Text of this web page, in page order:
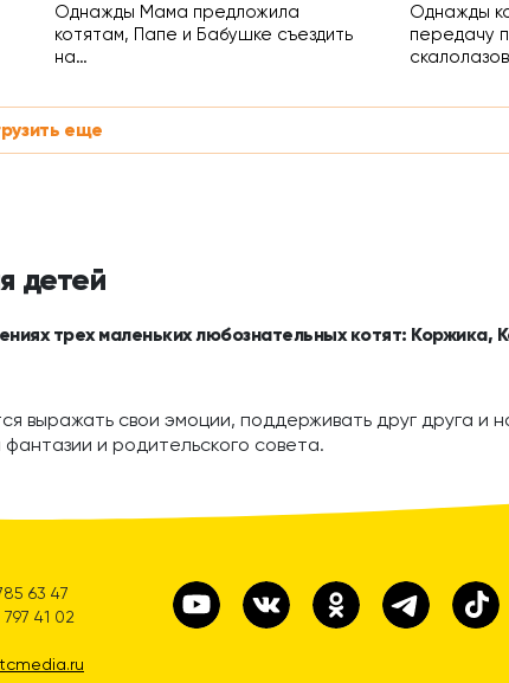
Однажды Мама предложила
котятам, Папе и Бабушке съездить
на…
Однажды
передачу
еще
детей
трех маленьких любознательных котят: Коржика,
выражать свои эмоции, поддерживать друг друга и
и родительского совета.
63 47
41 02